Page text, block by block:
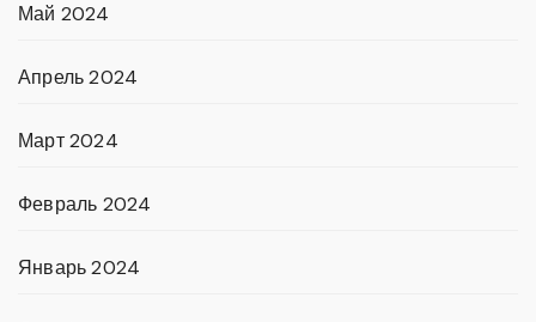
Май 2024
Апрель 2024
Март 2024
Февраль 2024
Январь 2024